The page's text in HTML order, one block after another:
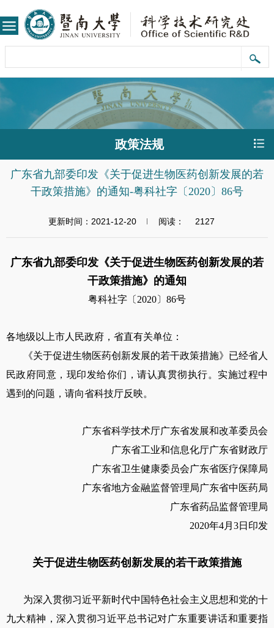
政策法规
广东省九部委印发《关于促进生物医药创新发展的若
干政策措施》的通知-粤科社字〔2020〕86号
更新时间：2021-12-20 阅读： 2127
广东省九部委印发《关于促进生物医药创新发展的若
干政策措施》的通知
粤科社字〔 2020〕 86号
各地级以上市人民政府，省直有关单位：
《关于促进生物医药创新发展的若干政策措施》已经省人
民政府同意，现印发给你们，请认真贯彻执行。实施过程中
遇到的问题，请向省科技厅反映。
广东省科学技术厅广东省发展和改革委员会
广东省工业和信息化厅广东省财政厅
广东省卫生健康委员会广东省医疗保障局
广东省地方金融监督管理局广东省中医药局
广东省药品监督管理局
2020年4月 3日印发
关于促进生物医药创新发展的若干政策措施
为深入贯彻习近平新时代中国特色社会主义思想和党的十
九大精神，深入贯彻习近平总书记对广东重要讲话和重要指